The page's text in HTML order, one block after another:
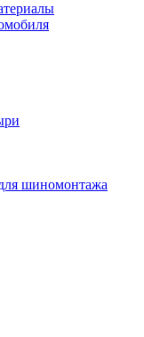
шиномонтажа